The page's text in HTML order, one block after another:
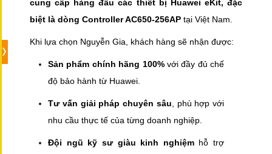
cung cấp hàng đầu các thiết bị Huawei eKit, đặc
biệt là dòng Controller AC650-256AP tại Việt Nam.
Khi lựa chọn Nguyễn Gia, khách hàng sẽ nhận được:
Sản phẩm chính hãng 100%với đầy đủ chế
độ bảo hành từ Huawei.
Tư vấn giải pháp chuyên sâu , phù hợp với
nhu cầu thực tế của từng doanh nghiệp.
Đội ngũ kỹ sư giàu kinh nghiệmhỗ trợ